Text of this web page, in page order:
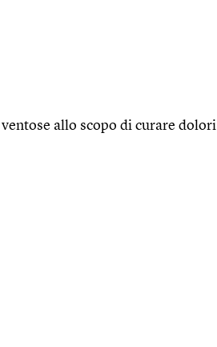
allo scopo di curare dolori